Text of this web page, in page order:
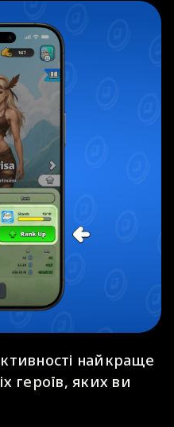
найкраще
героїв, яких ви